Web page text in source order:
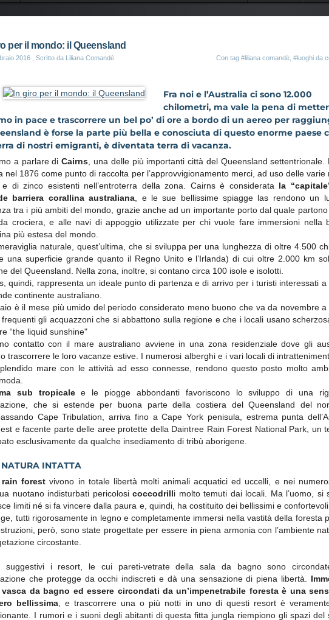
per il mondo: il Queensland
2016 , Scritto da Liliana Comandè Con tag #liliana comandè #luoghi da
Fra noi e l’Australia ci sono 12.000
chilometri, ma vale la pena di
in pace e trascorrere un bel po’ di ore a bordo di un aereo per
è forse la parte più bella e conosciuta di questo enorme paese
di nostri emigranti, è diventata terra di vacanza.
a parlare diCairns , una delle più importanti città del Queensland settentrionale.
nel 1876 come punto di raccolta per l’approvvigionamento merci, ad uso delle varie
e di zinco esistenti nell’entroterra della zona. Cairns è considerata la
barriera corallina australiana , e le sue bellissime spiagge las rendono un
tra i più ambiti del mondo, grazie anche ad un importante porto dal quale
crociera, e alle navi di appoggio utilizzate per chi vuole fare immersioni nella
più estesa del mondo.
naturale, quest’ultima, che si sviluppa per una lunghezza di oltre 4.500
una superficie grande quanto il Regno Unito e l’Irlanda) di cui oltre 2.000 km
del Queensland. Nella zona, inoltre, si contano circa 100 isole e isolotti.
quindi, rappresenta un ideale punto di partenza e di arrivo per i turisti interessati a
continente australiano.
è il mese più umido del periodo considerato meno buono che va da novembre a
gli acquazzoni che si abbattono sulla regione e che i locali usano
“the liquid sunshine"
contatto con il mare australiano avviene in una zona residenziale dove gli
trascorrere le loro vacanze estive. I numerosi alberghi e i vari locali di
mare con le attività ad esso connesse, rendono questo posto molto
sub tropicalee le piogge abbondanti favoriscono lo sviluppo di una
che si estende per buona parte della costiera del Queensland del
Cape Tribulation, arriva fino a Cape York penisula, estrema punta
e facente parte delle aree protette della Daintree Rain Forest National Park, un
esclusivamente da qualche insediamento di tribù aborigene.
INTATTA
rain forest vivono in totale libertà molti animali acquatici ed uccelli, e nei
nuotano indisturbati pericolosicoccodrilli molto temuti dai locali. Ma l’uomo, si
limiti né si fa vincere dalla paura e, quindi, ha costituito dei bellissimi e
tutti rigorosamente in legno e completamente immersi nella vastità della foresta
però, sono state progettate per essere in piena armonia con l’ambiente
circostante.
suggestivi i resort, le cui pareti-vetrate della sala da bagno sono
che protegge da occhi indiscreti e dà una sensazione di piena libertà.
vasca da bagno ed essere circondati da un’impenetrabile foresta è una
bellissima , e trascorrere una o più notti in uno di questi resort è
I rumori e i suoni degli abitanti di questa fitta jungla riempiono gli spazi del